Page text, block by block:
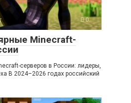
0
Minecraft-
серверов в России: лидеры,
В 2024–2026 годах российский